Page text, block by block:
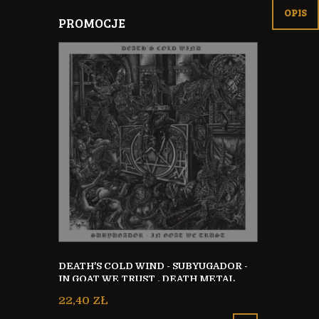
PROMOCJE
DEATH'S COLD WIND - SUBYUGADOR -
IN GOAT WE TRUST , DEATH METAL
22,40 ZŁ
UNBOUND
OPIS